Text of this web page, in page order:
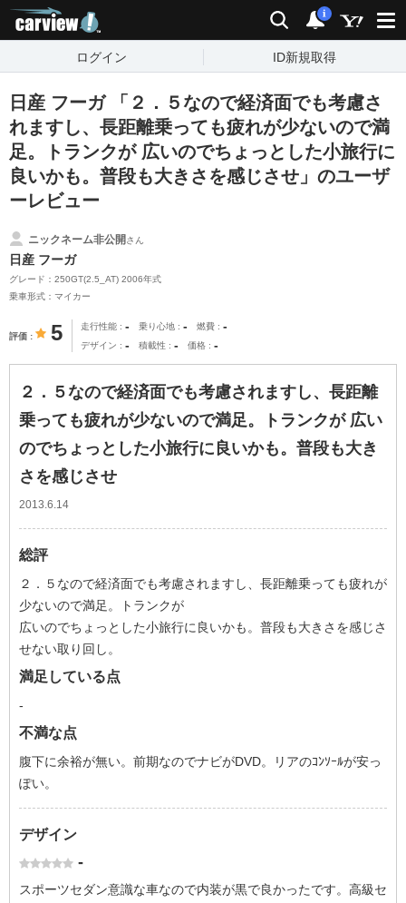
検索 通知
i
ログイン ID新規取得
日産 フーガ 「２．５なので経済面でも考慮さ
れますし、長距離乗っても疲れが少ないので満
足。トランクが 広いのでちょっとした小旅行に
良いかも。普段も大きさを感じさせ」のユーザ
ーレビュー
ニックネーム非公開さん
日産 フーガ
グレード：250GT(2.5_AT) 2006年式
乗車形式：マイカー
評価 5 走行性能 - 乗り心地 - 燃費 -
デザイン - 積載性 - 価格 -
２．５なので経済面でも考慮されますし、長距離
乗っても疲れが少ないので満足。トランクが 広い
のでちょっとした小旅行に良いかも。普段も大き
さを感じさせ
2013.6.14
総評
２．５なので経済面でも考慮されますし、長距離乗っても疲れが
少ないので満足。トランクが
広いのでちょっとした小旅行に良いかも。普段も大きさを感じさ
せない取り回し。
満足している点
-
不満な点
腹下に余裕が無い。前期なのでナビがDVD。リアのｺﾝｿｰﾙが安っ
ぽい。
デザイン
-
スポーツセダン意識な車なので内装が黒で良かったです。高級セ